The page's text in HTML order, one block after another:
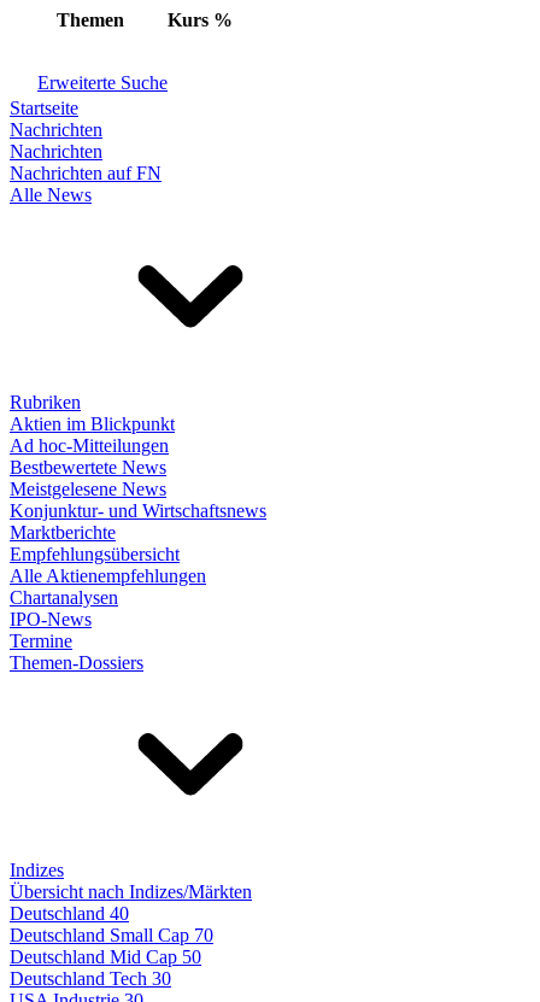
Themen Kurs %
Erweiterte Suche
Startseite
Nachrichten
Nachrichten
Nachrichten auf FN
Alle News
Rubriken
Aktien im Blickpunkt
Ad hoc-Mitteilungen
Bestbewertete News
Meistgelesene News
Konjunktur- und Wirtschaftsnews
Marktberichte
Empfehlungsübersicht
Alle Aktienempfehlungen
Chartanalysen
IPO-News
Termine
Themen-Dossiers
Indizes
Übersicht nach Indizes/Märkten
Deutschland 40
Deutschland Small Cap 70
Deutschland Mid Cap 50
Deutschland Tech 30